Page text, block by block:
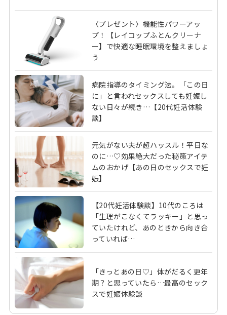
〈プレゼント〉機能性パワーアッ
プ！【レイコップふとんクリーナ
ー】で快適な睡眠環境を整えましょ
う
病院指導のタイミング法。「この日
に」と言われセックスしても妊娠し
ない日々が続き…【20代妊活体験
談】
元気がない夫が超ハッスル！平日な
のに…♡効果絶大だった秘策アイテ
ムのおかげ【あの日のセックスで妊
娠】
【20代妊活体験談】10代のころは
「生理がこなくてラッキー」と思っ
ていたけれど、あのときから向き合
っていれば…
「きっとあの日♡」体がだるく更年
期？と思っていたら…最高のセック
スで妊娠体験談